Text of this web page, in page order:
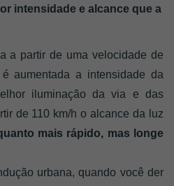
intensidade e alcance que a
a partir de uma velocidade de
aumentada a intensidade da
iluminação da via e das
de 110 km/h o alcance da luz
mais rápido, mas longe
urbana, quando você der